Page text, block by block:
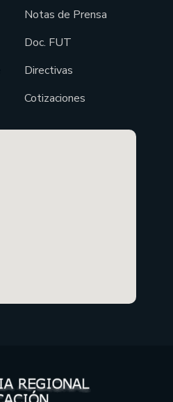
Notas de Prensa
Doc. FUT
Directivas
Cotizaciones